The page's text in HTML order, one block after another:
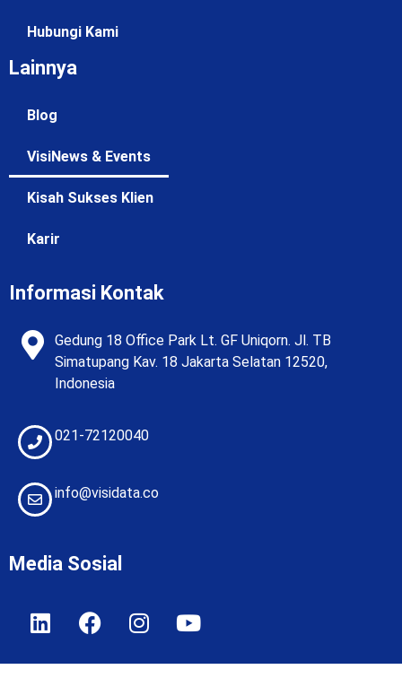
Hubungi Kami
Lainnya
Blog
VisiNews & Events
Kisah Sukses Klien
Karir
Informasi Kontak
Gedung 18 Office Park Lt. GF Uniqorn. Jl. TB
Simatupang Kav. 18 Jakarta Selatan 12520,
Indonesia
021-72120040
info@visidata.co
Media Sosial